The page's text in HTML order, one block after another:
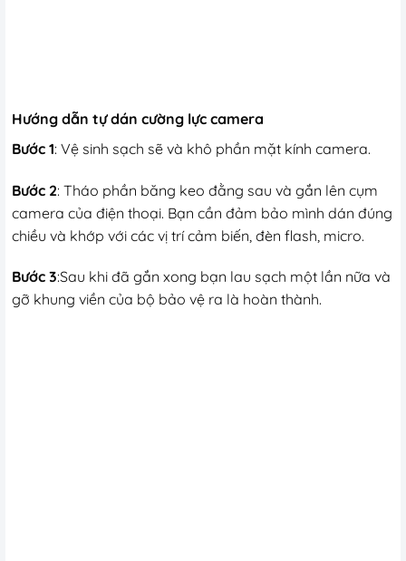
Hướng dẫn tự dán cường lực camera
Bước 1: Vệ sinh sạch sẽ và khô phần mặt kính camera.
Bước 2: Tháo phần băng keo đằng sau và gắn lên cụm
camera của điện thoại. Bạn cần đảm bảo mình dán đúng
chiều và khớp với các vị trí cảm biến, đèn flash, micro.
Bước 3:Sau khi đã gắn xong bạn lau sạch một lần nữa và
gỡ khung viền của bộ bảo vệ ra là hoàn thành.